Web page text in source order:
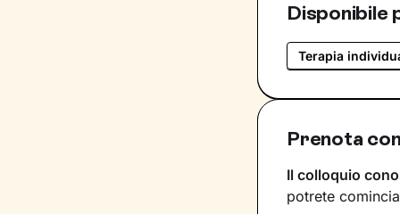
Disponibile
Terapia
Prenota
Il colloquio
potrete